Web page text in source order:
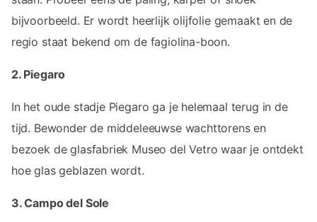
bijvoorbeeld. Er wordt heerlijk olijfolie gemaakt en de
regio staat bekend om de fagiolina-boon.
2. Piegaro
In het oude stadje Piegaro ga je helemaal terug in de
tijd. Bewonder de middeleeuwse wachttorens en
bezoek de glasfabriek Museo del Vetro waar je ontdekt
hoe glas geblazen wordt.
3. Campo del Sole